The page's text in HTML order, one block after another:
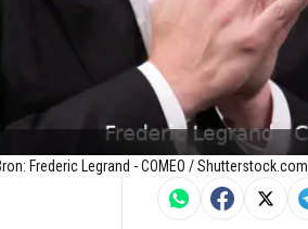
Frederic Legrand - COMEO / Shutterstock.com